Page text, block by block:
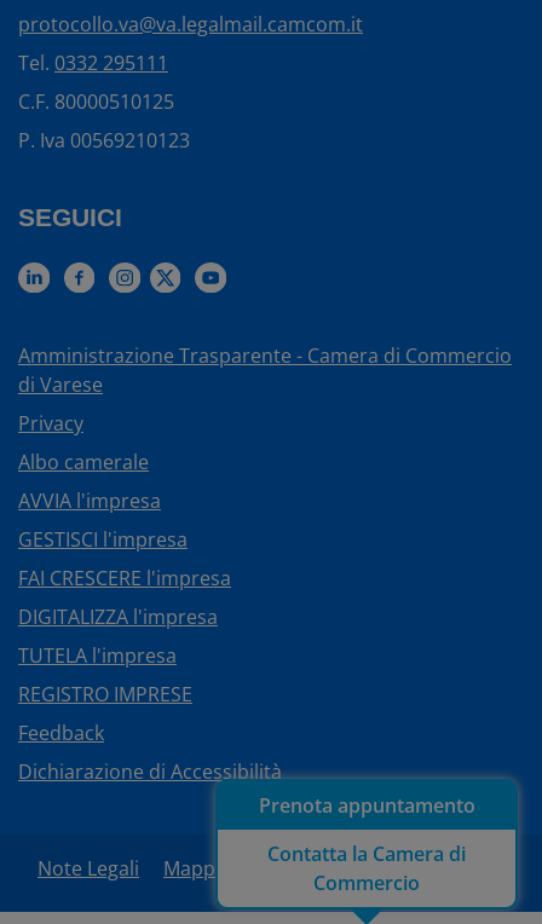
Prenota appuntamento
Contatta la Camera di
Commercio
protocollo.va@va.legalmail.camcom.it
Tel. 0332 295111
C.F. 80000510125
P. Iva 00569210123
SEGUICI
Amministrazione Trasparente - Camera di Commercio
di Varese
Privacy
Albo camerale
AVVIA l'impresa
GESTISCI l'impresa
FAI CRESCERE l'impresa
DIGITALIZZA l'impresa
TUTELA l'impresa
REGISTRO IMPRESE
Feedback
Dichiarazione di Accessibilità
Note Legali Mappa del sito Area Riservata